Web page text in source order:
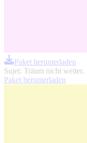
Paket herunterladen
Sujet: Träum nicht weiter.
Paket herunterladen